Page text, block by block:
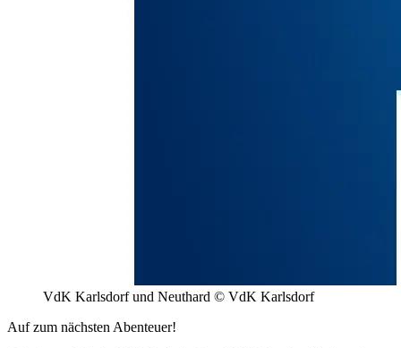
VdK Karlsdorf und Neuthard © VdK Karlsdorf
Auf zum nächsten Abenteuer!